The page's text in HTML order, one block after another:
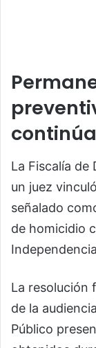
La Fiscalía
un juez
señalado
de homicidio
La resolución
de la
Público